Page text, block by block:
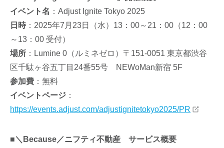
イベント名 ：Adjust Ignite Tokyo 2025
日時：2025年7月23日（水）13：00～21：00（12：00
～13：00 受付）
場所 ：Lumine 0（ルミネゼロ）〒151-0051 東京都渋谷
区千駄ヶ谷五丁目24番55号 NEWoMan新宿 5F
参加費 ：無料
イベントページ ：
https://events.adjust.com/adjustignitetokyo2025/PR
■＼Because／ニフティ不動産 サービス概要